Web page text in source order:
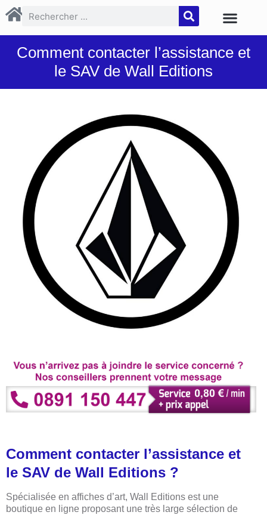
Comment contacter l’assistance et
le SAV de Wall Editions
Comment contacter l’assistance et
le SAV de Wall Editions ?
Spécialisée en affiches d’art, Wall Editions est une
boutique en ligne proposant une très large sélection de